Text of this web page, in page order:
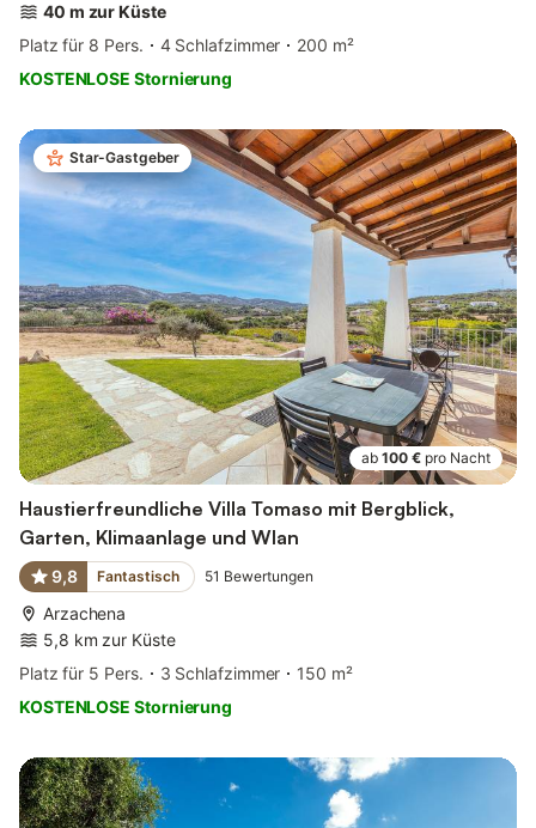
40 m zur Küste
Platz für 8 Pers.
4 Schlafzimmer
200 m²
KOSTENLOSE Stornierung
Star-Gastgeber
ab 100 € pro Nacht
Haustierfreundliche Villa Tomaso mit Bergblick,
Garten, Klimaanlage und Wlan
9,8 Fantastisch 51 Bewertungen
Arzachena
5,8 km zur Küste
Platz für 5 Pers.
3 Schlafzimmer
150 m²
KOSTENLOSE Stornierung